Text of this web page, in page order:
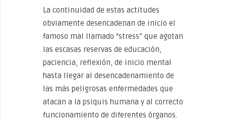
La continuidad de estas actitudes
obviamente desencadenan de inicio el
famoso mal llamado “stress” que agotan
las escasas reservas de educación,
paciencia, reflexión, de inicio mental
hasta llegar al desencadenamiento de
las más peligrosas enfermedades que
atacan a la psiquis humana y al correcto
funcionamiento de diferentes órganos.